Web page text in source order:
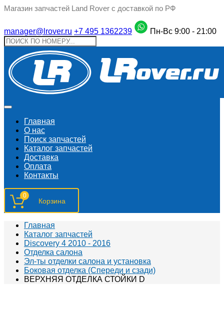
Магазин запчастей Land Rover с доставкой по РФ
manager@lrover.ru +7 495 1362239 Пн-Вс 9:00 - 21:00
Главная
О нас
Поиск запчастeй
Каталог запчастей
Доставка
Оплата
Контакты
0
Главная
Каталог запчастей
Discovery 4 2010 - 2016
Отделка салона
Эл-ты отделки салона и установка
Боковая отделка (Спереди и сзади)
ВЕРХНЯЯ ОТДЕЛКА СТОЙКИ D